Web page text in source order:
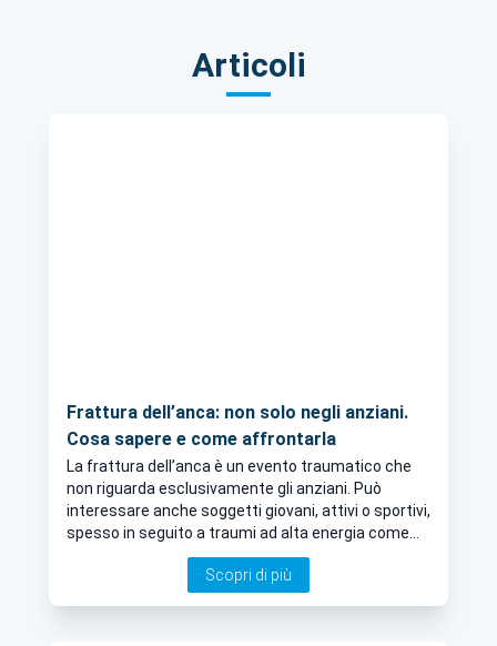
Articoli
Frattura dell’anca: non solo negli anziani.
Cosa sapere e come affrontarla
La frattura dell’anca è un evento traumatico che
non riguarda esclusivamente gli anziani. Può
interessare anche soggetti giovani, attivi o sportivi,
spesso in seguito a traumi ad alta energia come
incidenti stradali, cadute durante attività sportive
o infortuni sul lavoro. L’approccio al trattamento
cambia sensibilmente in base all’età, al tipo di
Scopri di più